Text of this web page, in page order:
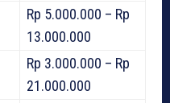
Rp 5.000.000 – Rp
13.000.000
Rp 3.000.000 – Rp
21.000.000